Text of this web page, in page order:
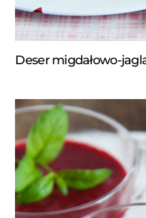
Deser migdałowo-